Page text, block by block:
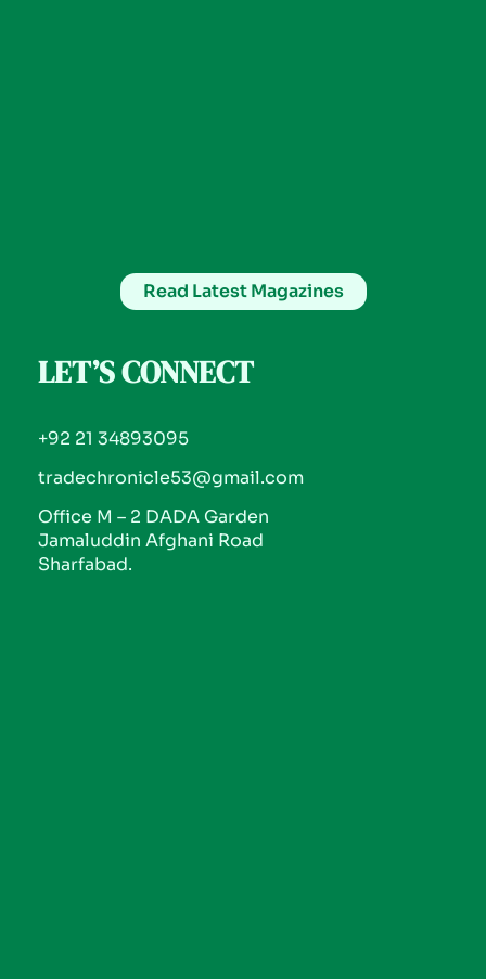
Read Latest Magazines
LET’S CONNECT
+92 21 34893095
tradechronicle53@gmail.com
Office M – 2 DADA Garden
Jamaluddin Afghani Road
Sharfabad.